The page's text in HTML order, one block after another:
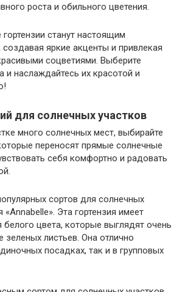
роста и обильного цветения.
станут настоящим
яркие акценты и привлекая
соцветиями. Выберите
и наслаждайтесь их красотой и
для солнечных участков
много солнечных мест, выбирайте
переносят прямые солнечные
себя комфортно и радовать
сортов для солнечных
«Annabelle». Эта гортензия имеет
белого цвета, которые выглядят очень
листьев. Она отлично
посадках, так и в групповых